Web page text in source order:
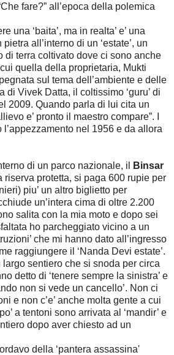
fare?” all’epoca della polemica
una ‘baita’, ma in realta’ e’ una
all’interno di un ‘estate’, un
di terra coltivato dove ci sono anche
quella della proprietaria, Mukti
sul tema dell’ambiente e delle
di Vivek Datta, il coltissimo ‘guru’ di
2009. Quando parla di lui cita un
e’ pronto il maestro compare”. I
l’appezzamento nel 1956 e da allora
di un parco nazionale, il
Binsar
riserva protetta, si paga 600 rupie per
piu’ un altro biglietto per
un’intera cima di oltre 2.200
salita con la mia moto e dopo sei
ho parcheggiato vicino a un
che mi hanno dato all’ingresso
raggiungere il ‘Nanda Devi estate’.
sentiero che si snoda per circa
detto di ‘tenere sempre la sinistra’ e
non si vede un cancello’. Non ci
e non c’e’ anche molta gente a cui
a tentoni sono arrivata al ‘mandir’ e
dopo aver chiesto ad un
della ‘pantera assassina'